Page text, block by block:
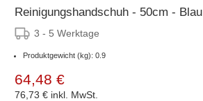
Reinigungshandschuh - 50cm - Blau
3 - 5 Werktage
Produktgewicht (kg): 0.9
64,48 €
76,73 € inkl. MwSt.